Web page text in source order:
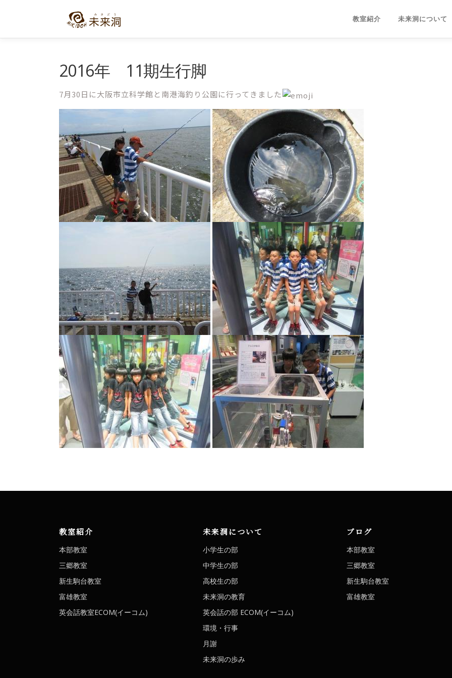
ン
教室紹介 未来洞について
2016年 11期生行脚
7月30日に大阪市立科学館と南港海釣り公園に行ってきました
教室紹介
本部教室
三郷教室
新生駒台教室
富雄教室
英会話教室ECOM(イーコム)
未来洞について
小学生の部
中学生の部
高校生の部
未来洞の教育
英会話の部 ECOM(イーコム)
環境・行事
月謝
未来洞の歩み
ブログ
本部教室
三郷教室
新生駒台教室
富雄教室